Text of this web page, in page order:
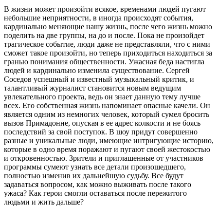
В жизни может произойти всякое, временами людей пугают
небольшие неприятности, в иногда происходят события,
кардинально меняющие нашу жизнь, после чего жизнь можно
поделить на две группы, на до и после. Пока не произойдет
трагическое событие, люди даже не представляли, что с ними
сможет такое произойти, но теперь приходиться находиться за
гранью понимания общественности. Ужасная беда настигла
людей и кардинально изменила существование. Сергей
Соседов успешный и известный музыкальный критик, и
талантливый журналист становится новым ведущим
увлекательного проекта, ведь он знает данную тему лучше
всех. Его собственная жизнь напоминает опасные качели. Он
является одним из немногих человек, который сумел бросить
вызов Примадонне, опуская в ее адрес колкости и не боясь
последствий за свой поступок. В шоу придут совершенно
разные и уникальные люди, имеющие интригующие историю,
которые в одно время поражают и пугают своей жестокостью
и откровенностью. Зрители и приглашенные от участников
программы сумеют узнать все детали произошедшего,
полностью изменив их дальнейшую судьбу. Все будут
задаваться вопросом, как можно выживать после такого
ужаса? Как герои смогли оставаться после пережитого
людьми и жить дальше?